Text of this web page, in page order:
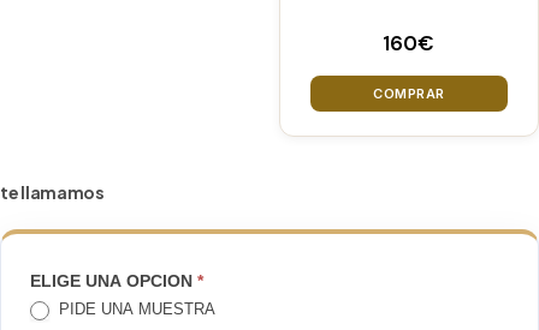
160€
COMPRAR
te llamamos
TE
LLAMAMOS
ELIGE UNA OPCION *
PIDE UNA MUESTRA